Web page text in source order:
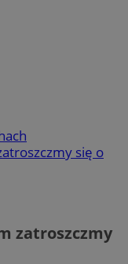
się o
zatroszczmy